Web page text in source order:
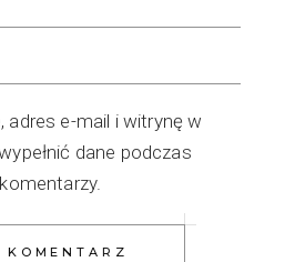
adres e-mail i witrynę w
dane podczas